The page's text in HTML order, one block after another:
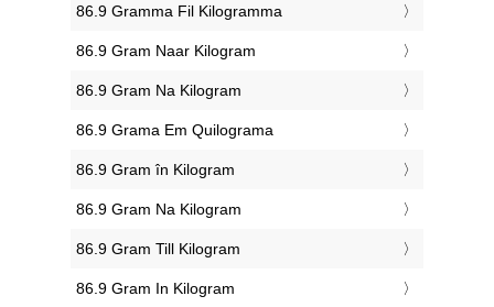
‎86.9 Gramma Fil Kilogramma
‎86.9 Gram Naar Kilogram
‎86.9 Gram Na Kilogram
‎86.9 Grama Em Quilograma
‎86.9 Gram în Kilogram
‎86.9 Gram Na Kilogram
‎86.9 Gram Till Kilogram
‎86.9 Gram In Kilogram